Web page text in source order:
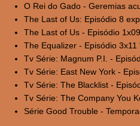
O Rei do Gado - Geremias
The Last of Us: Episódio 8
The Last of Us - Episódio
The Equalizer - Episódio 3x11
Tv Série: Magnum P.I. -
Tv Série: East New York -
Tv Série: The Blacklist -
Tv Série: The Company You
Série Good Trouble -